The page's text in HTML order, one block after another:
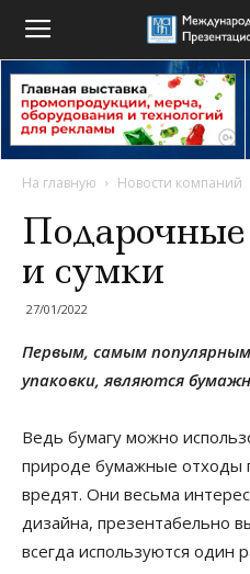
На главную Новости компаний
Подарочные
и сумки
27/01/2022
Первым, самым
упаковки, являются
Ведь бумагу можно
природе бумажные отходы
вредят. Они весьма
дизайна, презентабельно
всегда используются один